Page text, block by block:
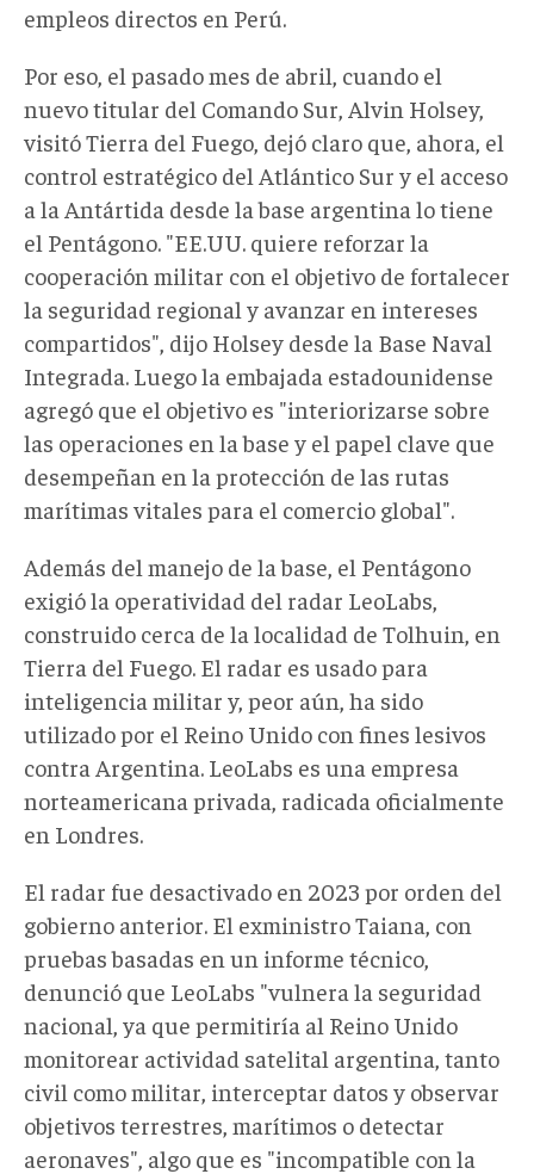
empleos directos en Perú.
Por eso, el pasado mes de abril, cuando el
nuevo titular del Comando Sur, Alvin Holsey,
visitó Tierra del Fuego, dejó claro que, ahora, el
control estratégico del Atlántico Sur y el acceso
a la Antártida desde la base argentina lo tiene
el Pentágono. "EE.UU. quiere reforzar la
cooperación militar con el objetivo de fortalecer
la seguridad regional y avanzar en intereses
compartidos", dijo Holsey desde la Base Naval
Integrada. Luego la embajada estadounidense
agregó que el objetivo es "interiorizarse sobre
las operaciones en la base y el papel clave que
desempeñan en la protección de las rutas
marítimas vitales para el comercio global".
Además del manejo de la base, el Pentágono
exigió la operatividad del radar LeoLabs,
construido cerca de la localidad de Tolhuin, en
Tierra del Fuego. El radar es usado para
inteligencia militar y, peor aún, ha sido
utilizado por el Reino Unido con fines lesivos
contra Argentina. LeoLabs es una empresa
norteamericana privada, radicada oficialmente
en Londres.
El radar fue desactivado en 2023 por orden del
gobierno anterior. El exministro Taiana, con
pruebas basadas en un informe técnico,
denunció que LeoLabs "vulnera la seguridad
nacional, ya que permitiría al Reino Unido
monitorear actividad satelital argentina, tanto
civil como militar, interceptar datos y observar
objetivos terrestres, marítimos o detectar
aeronaves", algo que es "incompatible con la